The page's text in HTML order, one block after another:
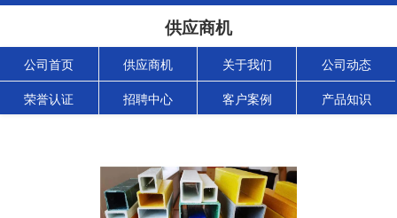
供应商机
公司首页 供应商机 关于我们 公司动态
荣誉认证 招聘中心 客户案例 产品知识